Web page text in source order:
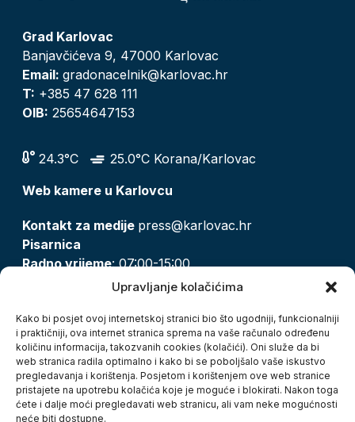
Upravljanje kolačićima
Kako bi posjet ovoj internetskoj stranici bio što ugodniji, funkcionalniji
i praktičniji, ova internet stranica sprema na vaše računalo određenu
količinu informacija, takozvanih cookies (kolačići). Oni služe da bi
web stranica radila optimalno i kako bi se poboljšalo vaše iskustvo
pregledavanja i korištenja. Posjetom i korištenjem ove web stranice
pristajete na upotrebu kolačića koje je moguće i blokirati. Nakon toga
ćete i dalje moći pregledavati web stranicu, ali vam neke mogućnosti
neće biti dostupne.
Grad Karlovac
Banjavčićeva 9, 47000 Karlovac
Email: gradonacelnik@karlovac.hr
T: +385 47 628 111
OIB: 25654647153
24.3°C
25.0°C Korana/Karlovac
Web kamere u Karlovcu
Kontakt za medije press@karlovac.hr
Pisarnica
Radno vrijeme: 07:00-15:00
pisarnica@karlovac.hr
Zaštita osobnih podataka
Pristup informacijama
Kolačići
Izjava o pristupačnosti